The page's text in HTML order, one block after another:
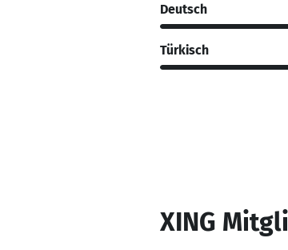
Deutsch
Türkisch
XING